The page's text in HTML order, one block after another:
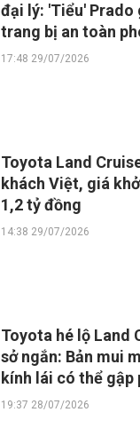
đại lý: 'Tiểu' Prado
trang bị an toàn
17:48 29/07/2026
Toyota Land
khách Việt, giá
1,2 tỷ đồng
14:38 29/07/2026
Toyota hé lộ Land
sở ngắn: Bản mui
kính lái có thể gập
19:37 28/07/2026